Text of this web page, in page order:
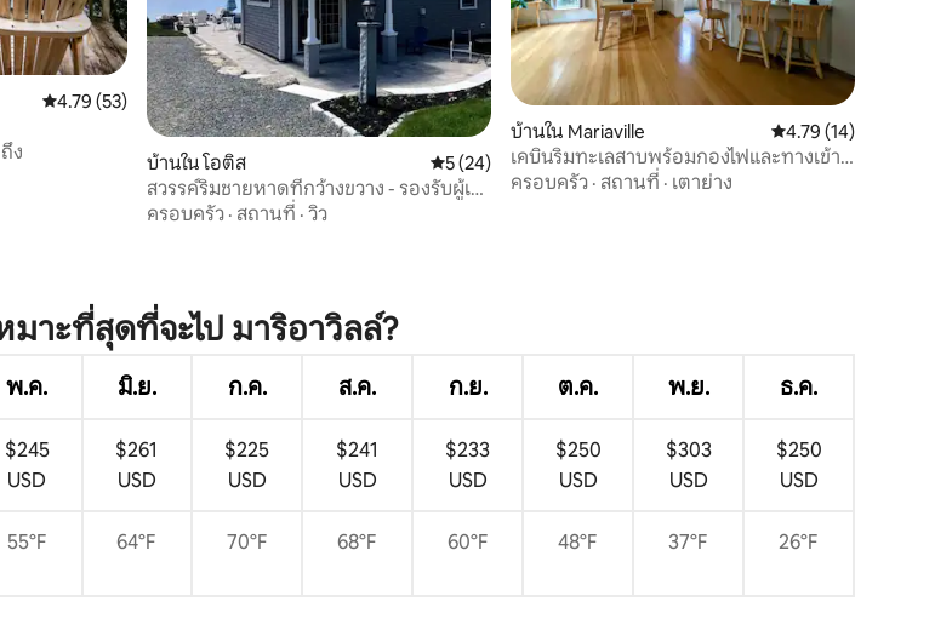
คะแนนเฉลี่ย 4.79 จาก 5, 53 รีวิว
4.79 (53)
ง บ้านใน โอติส คะแนนเฉลี่ย 5 จาก 5, 24 รีวิว
5 (24)
สวรรค์ริมชายหาดที่กว้างขวาง - รองรับผู้เข้า
พักสูงสุด 12 คน!
ครอบครัว · สถานที่ · วิว
บ้านใน Mariaville คะแนนเฉลี่ย 4.79 จาก
4.79 (14)
เคบินริมทะเลสาบพร้อมกองไฟและทางเข้า
ตกปลา
ครอบครัว · สถานที่ · เตาย่าง
มาะที่สุดที่จะไป มาริอาวิลล์?
พ.ค. มิ.ย. ก.ค. ส.ค. ก.ย. ต.ค. พ.ย. ธ.ค.
$245
USD
$261
USD
$225
USD
$241
USD
$233
USD
$250
USD
$303
USD
$250
USD
55°F 64°F 70°F 68°F 60°F 48°F 37°F 26°F